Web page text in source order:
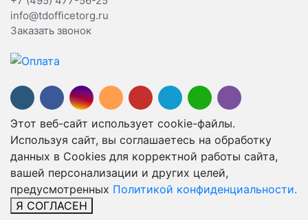
info@tdofficetorg.ru
Заказать звонок
Этот веб-сайт использует cookie-файлы.
Используя сайт, вы соглашаетесь на обработку
данных в Cookies для корректной работы сайта,
вашей персонализации и других целей,
предусмотренных Политикой конфиденциальности.
Я СОГЛАСЕН